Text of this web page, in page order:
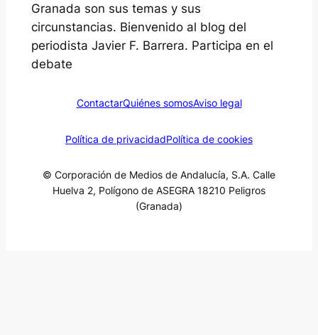
Granada son sus temas y sus
circunstancias. Bienvenido al blog del
periodista Javier F. Barrera. Participa en el
debate
ContactarQuiénes somosAviso legal
Política de privacidadPolítica de cookies
© Corporación de Medios de Andalucía, S.A. Calle
Huelva 2, Polígono de ASEGRA 18210 Peligros
(Granada)